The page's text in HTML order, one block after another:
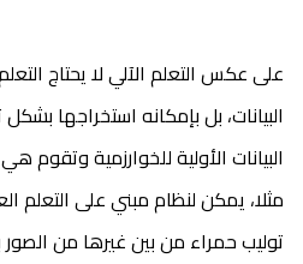
على عكس التعلم الآلي لا يحتاج
البيانات، بل بإمكانه استخراجها
البيانات الأولية للخوارزمية وتقوم
مثلا، يمكن لنظام مبني على التعلم
توليب حمراء من بين غيرها من